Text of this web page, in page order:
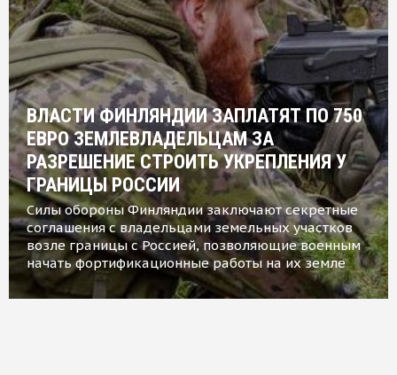
ВЛАСТИ ФИНЛЯНДИИ ЗАПЛАТЯТ ПО 750
ЕВРО ЗЕМЛЕВЛАДЕЛЬЦАМ ЗА
РАЗРЕШЕНИЕ СТРОИТЬ УКРЕПЛЕНИЯ У
ГРАНИЦЫ РОССИИ
Силы обороны Финляндии заключают секретные
соглашения с владельцами земельных участков
возле границы с Россией, позволяющие военным
начать фортификационные работы на их земле